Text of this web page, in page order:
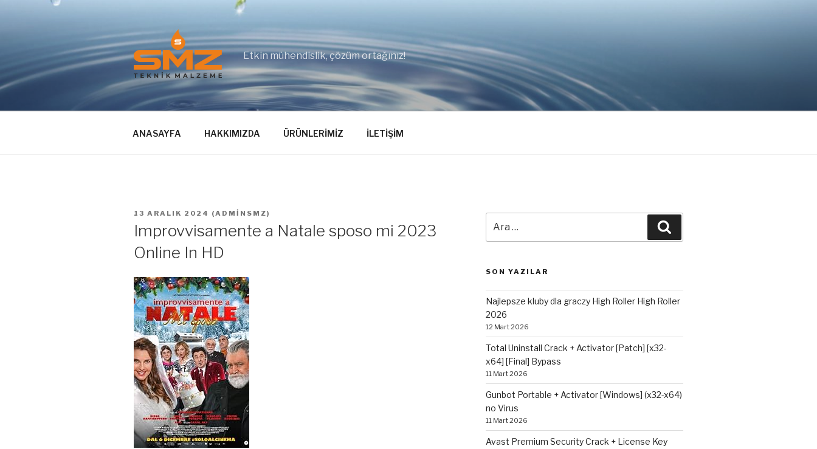
Etkin mühendislik, çözüm ortağınız!
ANASAYFA HAKKIMIZDA ÜRÜNLERİMİZ İLETİŞİM
YAYIM
13 ARALIK 2024 (ADMINSMZ)
Improvvisamente a Natale sposo mi 2023
Online In HD
SON YAZILAR
Najlepsze kluby dla graczy High Roller High Roller
2026
12 Mart 2026
Total Uninstall Crack + Activator [Patch] [x32-
x64] [Final] Bypass
11 Mart 2026
Gunbot Portable + Activator [Windows] (x32-x64)
no Virus
11 Mart 2026
Avast Premium Security Crack + License Key